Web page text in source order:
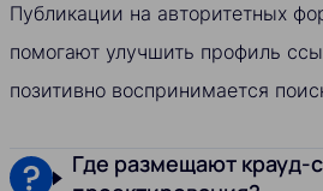
Публикации на авторитетных
помогают улучшить профиль
позитивно воспринимается
Где размещают крауд-